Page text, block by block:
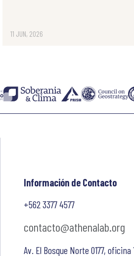
11 JUN, 2026
Información de Contacto
+562 3377 4577
contacto@athenalab.org
Av. El Bosque Norte 0177, oficina